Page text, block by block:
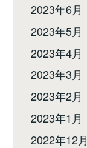
2023年6月
2023年5月
2023年4月
2023年3月
2023年2月
2023年1月
2022年12月